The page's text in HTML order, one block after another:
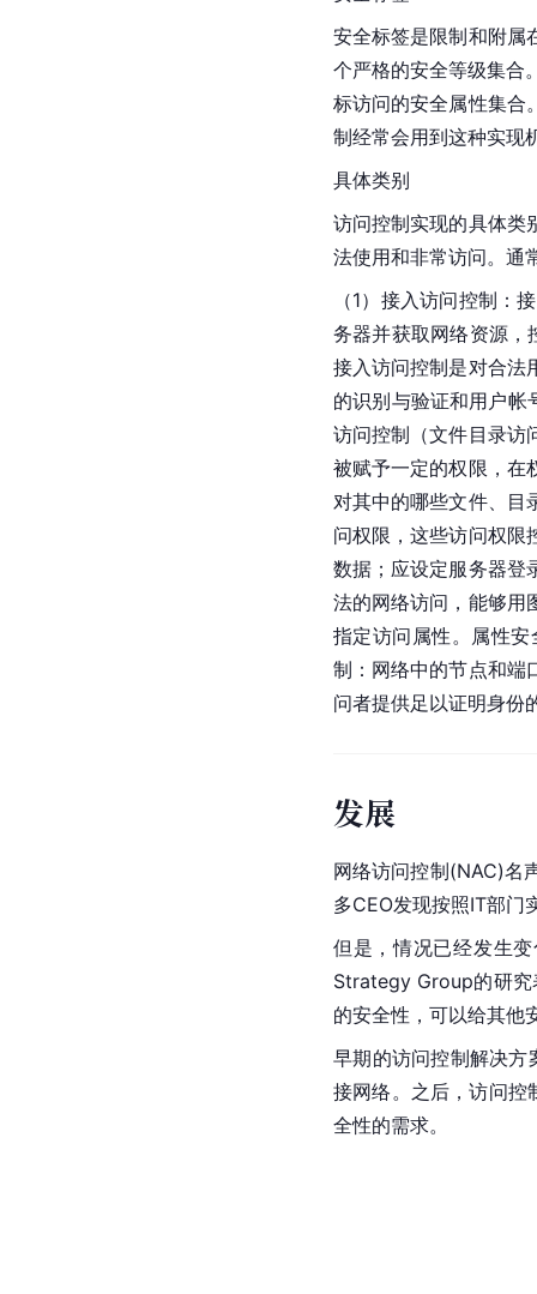
安全标签是限制和附属
个严格的安全等级集
标访问的安全属性集合
制经常会用到这种实现
具体类别
访问控制实现的具体类
法使用和非常访问。通
（1）接入访问控制：
务器并获取网络资源，
接入访问控制是对合法
的识别与验证和用户帐
访问控制（文件目录访
被赋予一定的权限，在
对其中的哪些文件、目
问权限，这些访问权限
数据；应设定服务器登
法的网络访问，能够用
指定访问属性。属性
制：网络中的节点和端
问者提供足以证明身份
发展
网络访问控制(NAC)名
多CEO发现按照IT部门
但是，情况已经发生
Strategy Group的研究
的安全性，可以给其他
早期的访问控制解决方
接网络。之后，访问控
全性的需求。